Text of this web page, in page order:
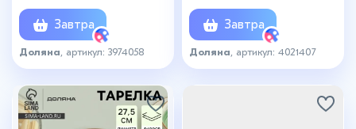
Завтра
Доляна , артикул: 3974058
Завтра
Доляна , артикул: 4021407